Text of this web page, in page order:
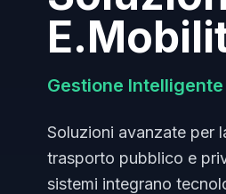
Gestione
Soluzioni avanzate per
trasporto pubblico e
sistemi integrano